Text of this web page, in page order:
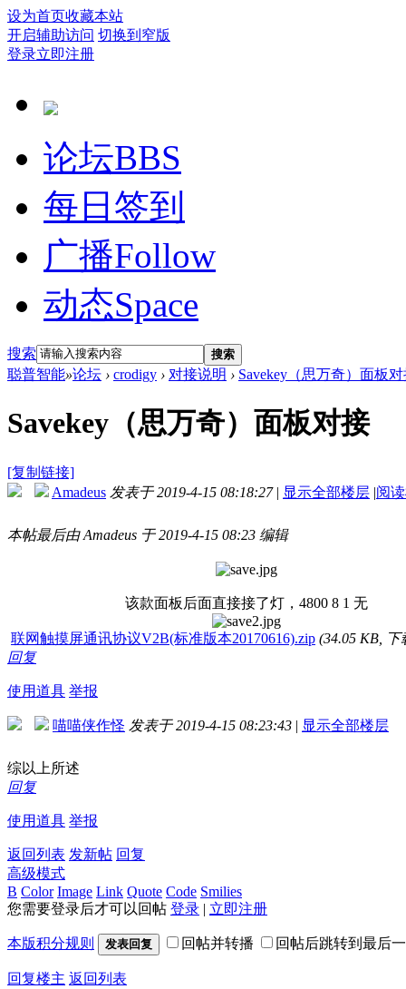
设为首页收藏本站
开启辅助访问 切换到窄版
登录立即注册
论坛BBS
每日签到
广播Follow
动态Space
搜索 搜索
聪普智能»论坛 › crodigy › 对接说明 › Savekey（思万奇）面板
Savekey（思万奇）面板对接
[复制链接]
Amadeus 发表于 2019-4-15 08:18:27 | 显示全部楼层 |阅
本帖最后由 Amadeus 于 2019-4-15 08:23 编辑
该款面板后面直接接了灯，4800 8 1 无
联网触摸屏通讯协议V2B(标准版本20170616).zip (34.05 KB, 下
回复
使用道具 举报
喵喵侠作怪 发表于 2019-4-15 08:23:43 | 显示全部楼层
综以上所述
回复
使用道具 举报
返回列表 发新帖 回复
高级模式
B Color Image Link Quote Code Smilies
您需要登录后才可以回帖 登录 | 立即注册
本版积分规则 发表回复 回帖并转播 回帖后跳转到最后
回复楼主 返回列表